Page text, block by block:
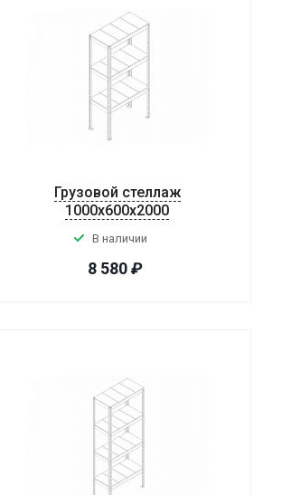
Грузовой стеллаж
1000x600x2000
В наличии
8 580₽